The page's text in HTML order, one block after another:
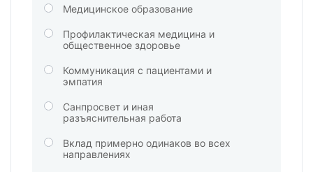
Медицинское образование
Профилактическая медицина и
общественное здоровье
Коммуникация с пациентами и
эмпатия
Санпросвет и иная
разъяснительная работа
Вклад примерно одинаков во всех
направлениях